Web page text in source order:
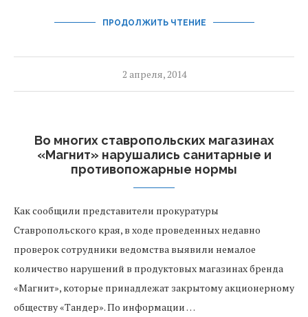
ПРОДОЛЖИТЬ ЧТЕНИЕ
2 апреля, 2014
Во многих ставропольских магазинах
«Магнит» нарушались санитарные и
противопожарные нормы
Как сообщили представители прокуратуры
Ставропольского края, в ходе проведенных недавно
проверок сотрудники ведомства выявили немалое
количество нарушений в продуктовых магазинах бренда
«Магнит», которые принадлежат закрытому акционерному
обществу «Тандер». По информации …